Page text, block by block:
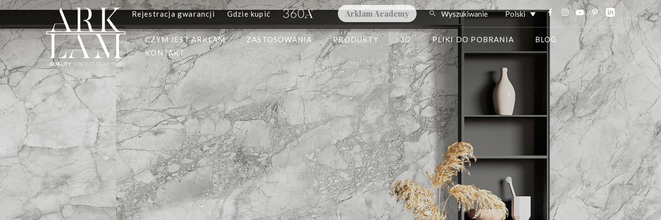
Rejestracja gwarancji Gdzie kupić Arklam Academy Wyszukiwanie Polski
CZYM JEST ARKLAM ZASTOSOWANIA PRODUKTY 3D PLIKI DO POBRANIA
BLOG
KONTAKT